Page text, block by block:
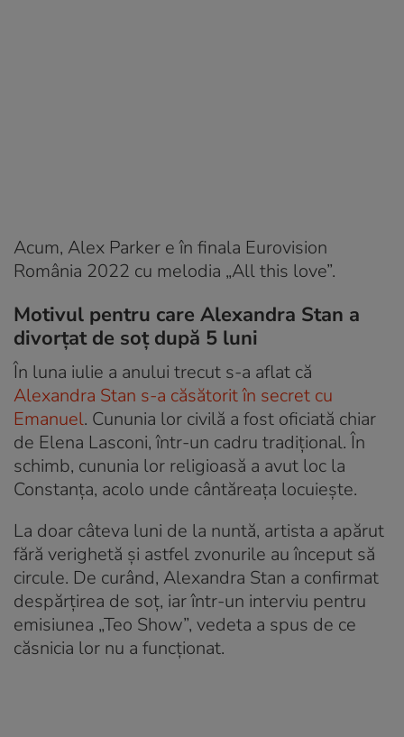
Acum, Alex Parker e în finala Eurovision
România 2022 cu melodia „All this love”.
Motivul pentru care Alexandra Stan a
divorțat de soț după 5 luni
În luna iulie a anului trecut s-a aflat că
Alexandra Stan s-a căsătorit în secret cu
Emanuel. Cununia lor civilă a fost oficiată chiar
de Elena Lasconi, într-un cadru tradițional. În
schimb, cununia lor religioasă a avut loc la
Constanța, acolo unde cântăreața locuiește.
La doar câteva luni de la nuntă, artista a apărut
fără verighetă și astfel zvonurile au început să
circule. De curând, Alexandra Stan a confirmat
despărțirea de soț, iar într-un interviu pentru
emisiunea „Teo Show”, vedeta a spus de ce
căsnicia lor nu a funcționat.